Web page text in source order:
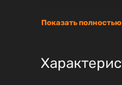
Показать полностью